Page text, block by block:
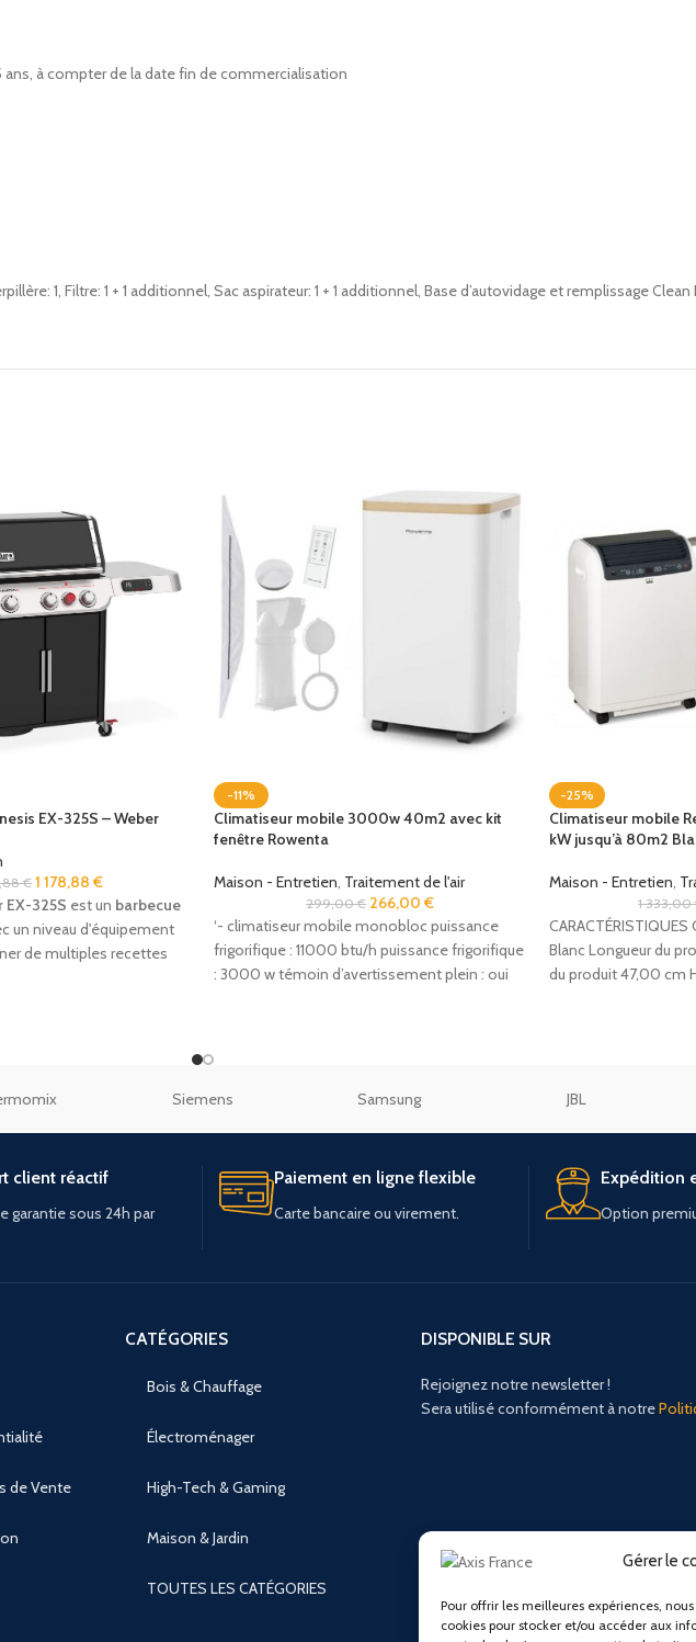
Gérer le
Pour offrir les meilleures expériences,
cookies pour stocker et/ou accéder aux
à compter de la date fin de commercialisation
1, Filtre: 1 + 1 additionnel, Sac aspirateur: 1 + 1 additionnel, Base d’autovidage et remplissage Clean
EX-325S – Weber
€ 1 178,88€
EX-325S est un barbecue
un niveau d'équipement
de multiples recettes
-11%
Climatiseur mobile 3000w 40m2 avec kit
fenêtre Rowenta
Maison - Entretien Traitement de l'air
299,00€ 266,00€
‘- climatiseur mobile monobloc puissance
frigorifique : 11000 btu/h puissance frigorifique
: 3000 w témoin d’avertissement plein : oui
-25%
Climatiseur mobile
kW jusqu’à 80m2
Maison - Entretien
1 333,00
Blanc Longueur du
du produit 47,00 cm
Siemens Samsung JBL
client réactif
garantie sous 24h par
Paiement en ligne flexible
Carte bancaire ou virement.
Expédition
Option
de Vente
CATÉGORIES
Bois & Chauffage
Électroménager
High-Tech & Gaming
Maison & Jardin
TOUTES LES CATÉGORIES
DISPONIBLE SUR
Rejoignez notre newsletter !
Sera utilisé conformément à notre